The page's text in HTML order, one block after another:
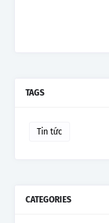
TAGS
Tin tức
CATEGORIES